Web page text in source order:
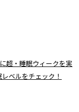
超・睡眠ウィークを実
ベルをチェック！